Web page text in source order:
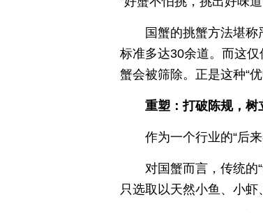
国蟹的挑蟹方法堪
标准多达30余道。而这
蟹会被筛除。正是这种“
重塑：打破陈规，树
作为一个行业的“后
对国蟹而言，传统的
只选取以天然小鱼、小虾